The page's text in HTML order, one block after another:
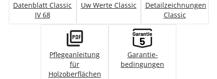
Datenblatt Classic
IV 68
Uw Werte Classic
Detailzeichnungen
Classic
Pflegeanleitung
für
Holzoberflächen
Garantie­
bedingungen